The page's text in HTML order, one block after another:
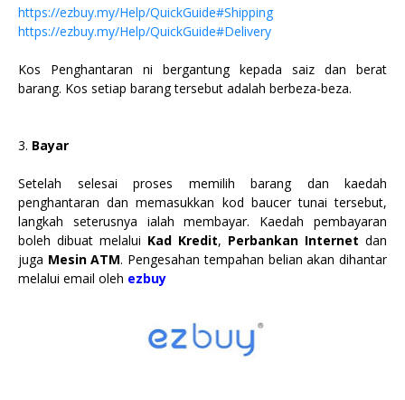
https://ezbuy.my/Help/QuickGuide#Shipping
https://ezbuy.my/Help/QuickGuide#Delivery
Kos Penghantaran ni bergantung kepada saiz dan berat
barang. Kos setiap barang tersebut adalah berbeza-beza.
3. Bayar
Setelah selesai proses memilih barang dan kaedah
penghantaran dan memasukkan kod baucer tunai tersebut,
langkah seterusnya ialah membayar. Kaedah pembayaran
boleh dibuat melalui Kad Kredit, Perbankan Internet dan
juga Mesin ATM. Pengesahan tempahan belian akan dihantar
melalui email oleh ezbuy